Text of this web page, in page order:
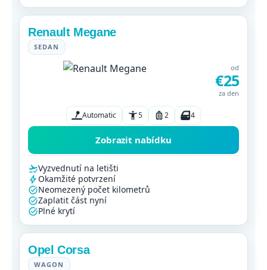
Renault Megane
SEDAN
od
€25
za den
Automatic 5 2 4
Zobrazit nabídku
Vyzvednutí na letišti
Okamžité potvrzení
Neomezený počet kilometrů
Zaplatit část nyní
Plné krytí
Opel Corsa
WAGON